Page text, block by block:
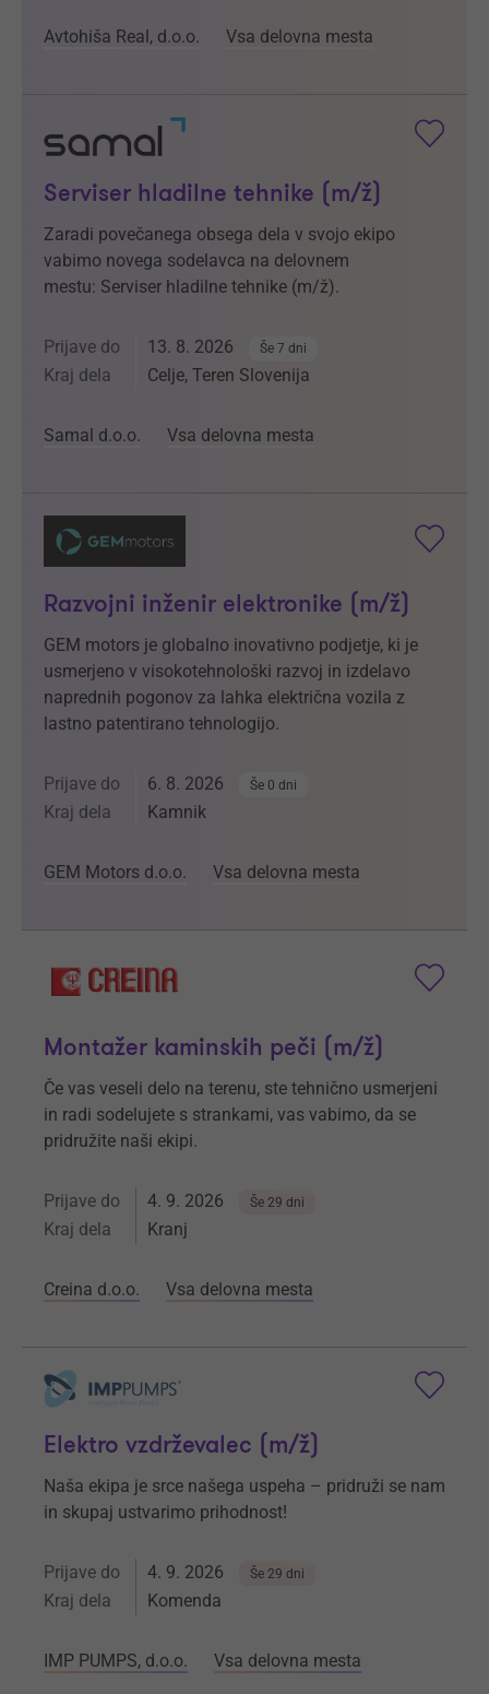
Avtohiša Real, d.o.o. Vsa delovna mesta
Serviser hladilne tehnike (m/ž)
Zaradi povečanega obsega dela v svojo ekipo
vabimo novega sodelavca na delovnem
mestu: Serviser hladilne tehnike (m/ž).
Prijave do 13. 8. 2026 Še 7 dni
Kraj dela Celje, Teren Slovenija
Samal d.o.o. Vsa delovna mesta
Razvojni inženir elektronike (m/ž)
GEM motors je globalno inovativno podjetje, ki je
usmerjeno v visokotehnološki razvoj in izdelavo
naprednih pogonov za lahka električna vozila z
lastno patentirano tehnologijo.
Prijave do 6. 8. 2026 Še 0 dni
Kraj dela Kamnik
GEM Motors d.o.o. Vsa delovna mesta
Montažer kaminskih peči (m/ž)
Če vas veseli delo na terenu, ste tehnično usmerjeni
in radi sodelujete s strankami, vas vabimo, da se
pridružite naši ekipi.
Prijave do 4. 9. 2026 Še 29 dni
Kraj dela Kranj
Creina d.o.o. Vsa delovna mesta
Elektro vzdrževalec (m/ž)
Naša ekipa je srce našega uspeha – pridruži se nam
in skupaj ustvarimo prihodnost!
Prijave do 4. 9. 2026 Še 29 dni
Kraj dela Komenda
IMP PUMPS, d.o.o. Vsa delovna mesta